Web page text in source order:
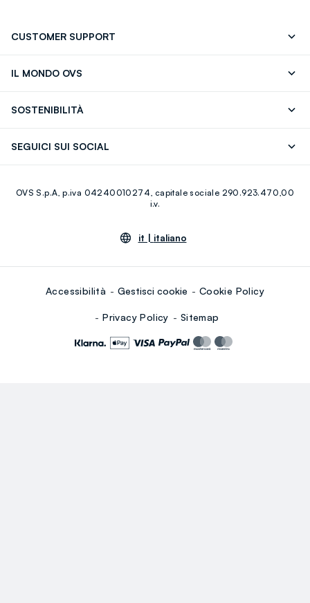
CUSTOMER SUPPORT
IL MONDO OVS
Giftcard
SOSTENIBILITÀ
SEGUICI SUI SOCIAL
Youtube Linkedin
OVS S.p.A, p.iva 04240010274, capitale sociale 290.923.470,00
i.v.
it | italiano
Accessibilità Gestisci cookie Cookie Policy
Privacy Policy Sitemap